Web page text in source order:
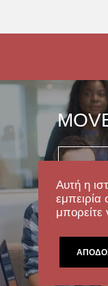
Αυτή η
μπορείτε